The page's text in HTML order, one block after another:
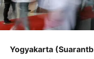
Yogyakarta